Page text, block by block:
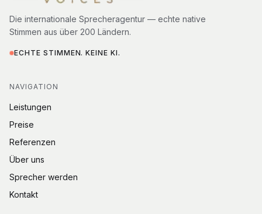
Die internationale Sprecheragentur — echte native
Stimmen aus über 200 Ländern.
ECHTE STIMMEN. KEINE KI.
NAVIGATION
Leistungen
Preise
Referenzen
Über uns
Sprecher werden
Kontakt